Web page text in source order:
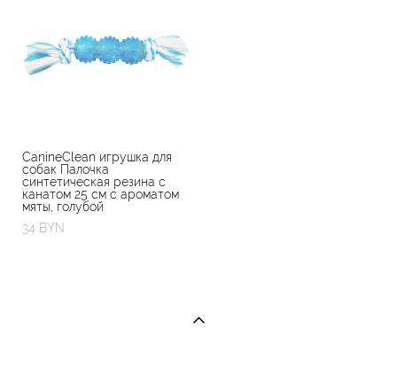
CanineClean игрушка для
собак Палочка
синтетическая резина с
канатом 25 см с ароматом
мяты, голубой
34 BYN